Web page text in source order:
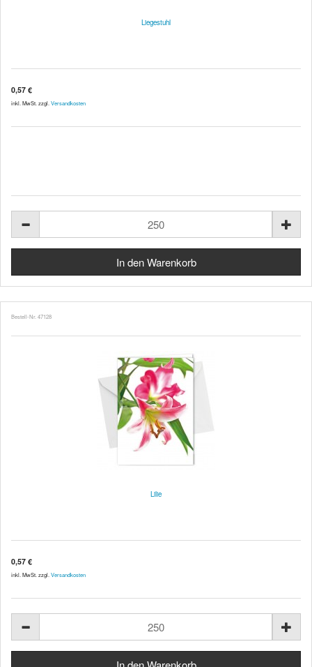
Liegestuhl
0,57 €
inkl. MwSt. zzgl. Versandkosten
Bestell-Nr. 47128
Lilie
0,57 €
inkl. MwSt. zzgl. Versandkosten